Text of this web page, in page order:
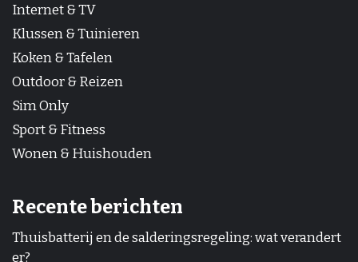
Internet & TV
Klussen & Tuinieren
Koken & Tafelen
Outdoor & Reizen
Sim Only
Sport & Fitness
Wonen & Huishouden
Recente berichten
Thuisbatterij en de salderingsregeling: wat verandert
er?